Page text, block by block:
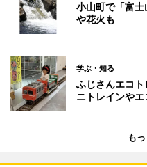
小山町で「富
や花火も
学ぶ・知る
ふじさんエコ
ニトレインやエ
も